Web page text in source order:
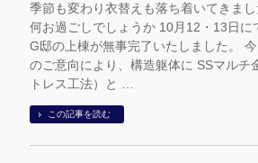
季節も変わり衣替えも落ち着いてきま
何お過ごしでしょうか 10月12・13日
G邸の上棟が無事完了いたしました。
のご意向により、構造躯体に SSマルチ
トレス工法）と …
この記事を読む